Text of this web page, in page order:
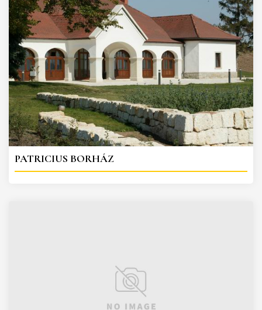
PATRICIUS BORHÁZ